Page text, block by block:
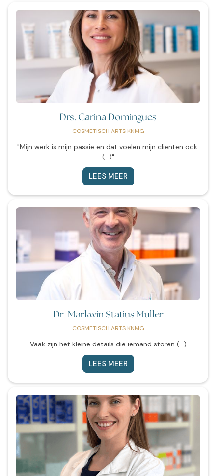
Drs. Carina Domingues
COSMETISCH ARTS KNMG
"Mijn werk is mijn passie en dat voelen mijn cliënten ook.
(...)"
LEES MEER
Dr. Markwin Statius Muller
COSMETISCH ARTS KNMG
Vaak zijn het kleine details die iemand storen (...)
LEES MEER